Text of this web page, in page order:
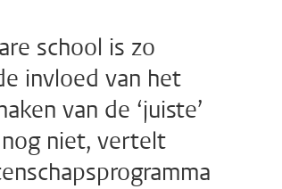
school is zo
invloed van het
van de ‘juiste’
niet, vertelt